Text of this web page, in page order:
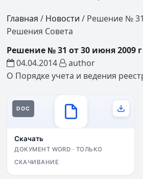
Главная / Новости / Решение №
Решения Совета
Решение № 31 от 30 июня 2009 г
04.04.2014
author
О Порядке учета и ведения
DOC
Скачать
ДОКУМЕНТ WORD · ТОЛЬКО
СКАЧИВАНИЕ